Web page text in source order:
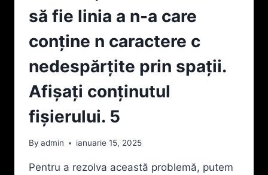
CAZ
CONTRAR.
3
ASTFEL
DE
SE
VOR
AFIŞA
TOATE
4
să fie linia a n-a care
conține n caractere c
nedespărțite prin spații.
Afişaţi conținutul
fişierului. 5
By admin ianuarie 15, 2025
Pentru a rezolva această problemă, putem